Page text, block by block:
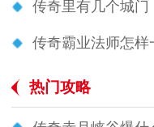
传奇里有几个城门
传奇霸业法师怎样
热门攻略